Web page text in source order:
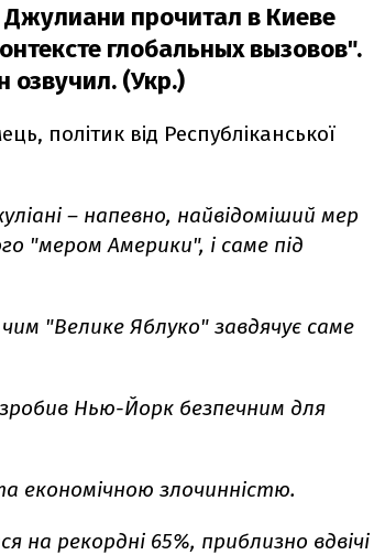
прочитал в Киеве
глобальных вызовов".
озвучил. (Укр.)
політик від Республіканської
– напевно, найвідоміший мер
"мером Америки", і саме під
"Велике Яблуко" завдячує саме
Нью-Йорк безпечним для
економічною злочинністю.
на рекордні 65%, приблизно вдвічі